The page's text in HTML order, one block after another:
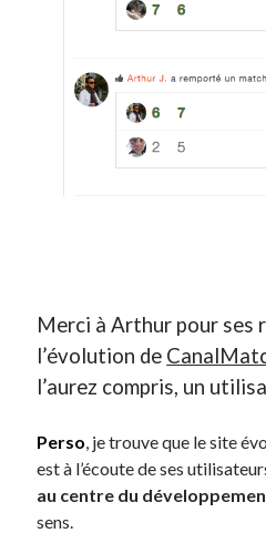
Merci à Arthur pour ses
l’évolution de
l’aurez compris, un
Perso , je trouve que le site
est à l’écoute de ses
au centre du
sens.